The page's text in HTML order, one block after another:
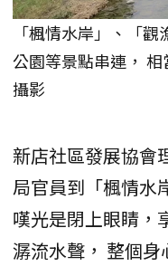
「楓情水岸」、「
公園等景點串連，
攝影
新店社區發展協會
局官員到「楓情水
嘆光是閉上眼睛，
潺流水聲， 整個